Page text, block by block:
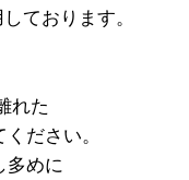
ております。
れた
ださい。
多めに